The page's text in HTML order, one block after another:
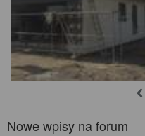
Nowe wpisy na forum